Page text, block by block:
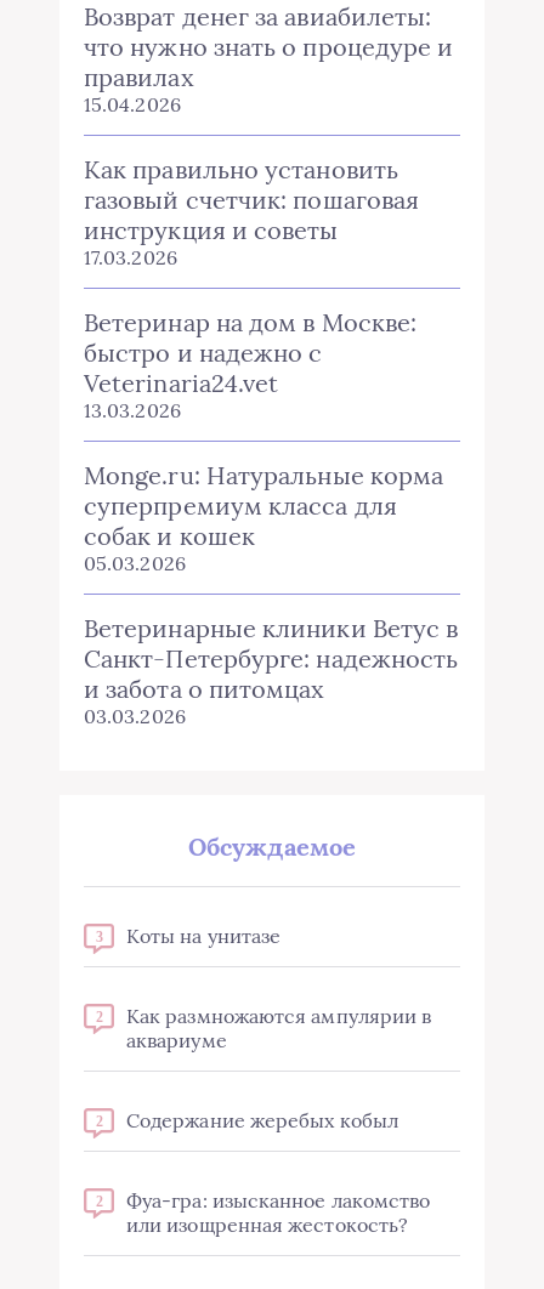
Возврат денег за авиабилеты:
что нужно знать о процедуре и
правилах
15.04.2026
Как правильно установить
газовый счетчик: пошаговая
инструкция и советы
17.03.2026
Ветеринар на дом в Москве:
быстро и надежно с
Veterinaria24.vet
13.03.2026
Monge.ru: Натуральные корма
суперпремиум класса для
собак и кошек
05.03.2026
Ветеринарные клиники Ветус в
Санкт-Петербурге: надежность
и забота о питомцах
03.03.2026
Обсуждаемое
3 Коты на унитазе
2
Как размножаются ампулярии в
аквариуме
2 Содержание жеребых кобыл
2
Фуа-гра: изысканное лакомство
или изощренная жестокость?